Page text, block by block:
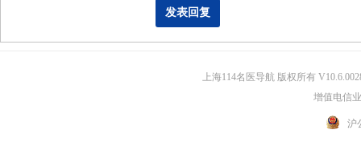
上海114名医导航 版权所有
增值电信
沪